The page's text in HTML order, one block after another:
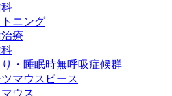
ニング
療
・睡眠時無呼吸症候群
マウスピース
ウス